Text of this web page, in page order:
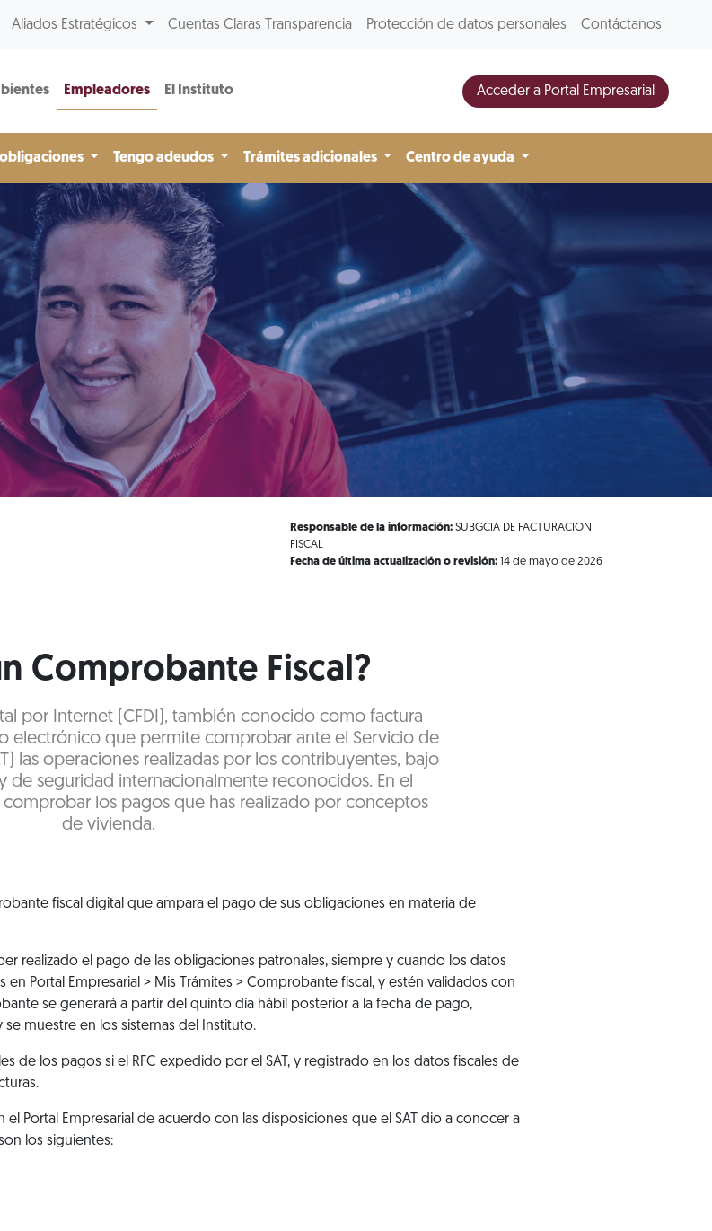
Aliados Estratégicos Cuentas Claras Transparencia Protección de datos personales Contáctanos
Empleadores El Instituto Acceder a Portal Empresarial
Tengo adeudos Trámites adicionales Centro de ayuda
Responsable de la información: SUBGCIA DE FACTURACION
FISCAL
Fecha de última actualización o revisión: 14 de mayo de 2026
Comprobante Fiscal?
por Internet (CFDI), también conocido como factura
electrónico que permite comprobar ante el Servicio de
las operaciones realizadas por los contribuyentes, bajo
de seguridad internacionalmente reconocidos. En el
comprobar los pagos que has realizado por conceptos
de vivienda.
fiscal digital que ampara el pago de sus obligaciones en materia de
realizado el pago de las obligaciones patronales, siempre y cuando los datos
en Portal Empresarial > Mis Trámites > Comprobante fiscal , y estén validados con
se generará a partir del quinto día hábil posterior a la fecha de pago,
muestre en los sistemas del Instituto.
de los pagos si el RFC expedido por el SAT, y registrado en los datos fiscales de
Portal Empresarial de acuerdo con las disposiciones que el SAT dio a conocer a
los siguientes: